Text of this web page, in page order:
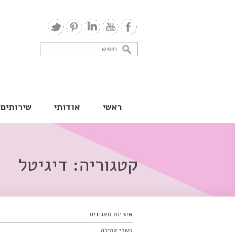
ראשי אודותי שירותים
קטגוריה: דיגיטל
אחריות תאגידית